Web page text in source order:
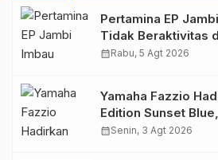
Pertamina EP
Tidak Beraktivitas
Migas Demi
calendar_monthRabu, 5 Agt 2026
Yamaha Fazzio
Edition Sunset
Retro Summer
calendar_monthSenin, 3 Agt 2026